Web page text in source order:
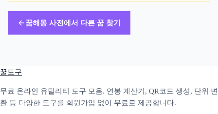
꿈해몽 사전에서 다른 꿈 찾기
꿀도구
무료 온라인 유틸리티 도구 모음. 연봉 계산기, QR코드 생성, 단위 변
환 등 다양한 도구를 회원가입 없이 무료로 제공합니다.